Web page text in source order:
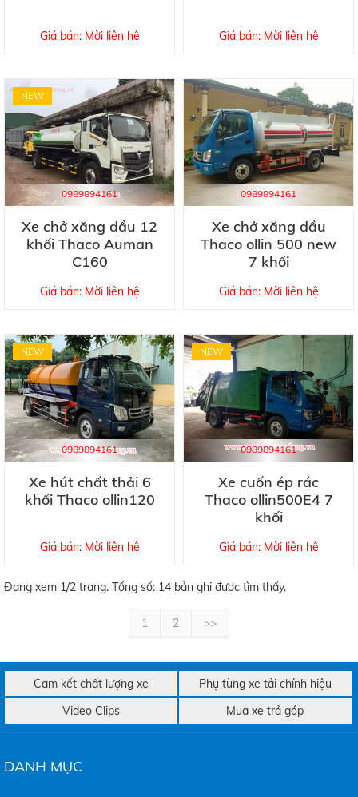
Giá bán: Mời liên hệ Giá bán: Mời liên hệ
0989894161
NEW
Xe chở xăng dầu 12
khối Thaco Auman
C160
Giá bán: Mời liên hệ
0989894161
Xe chở xăng dầu
Thaco ollin 500 new
7 khối
Giá bán: Mời liên hệ
0989894161
NEW
Xe hút chất thải 6
khối Thaco ollin120
Giá bán: Mời liên hệ
0989894161
NEW
Xe cuốn ép rác
Thaco ollin500E4 7
khối
Giá bán: Mời liên hệ
Đang xem 1/2 trang. Tổng số: 14 bản ghi được tìm thấy.
1 2 >>
Cam kết chất lượng xe
Phụ tùng xe tải chính hiệu
Video Clips
Mua xe trả góp
DANH MỤC